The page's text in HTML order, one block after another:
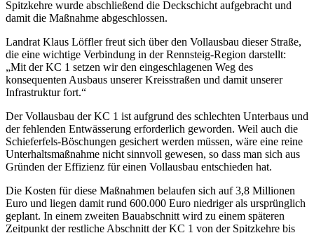
Spitzkehre wurde abschließend die Deckschicht aufgebracht und
damit die Maßnahme abgeschlossen.
Landrat Klaus Löffler freut sich über den Vollausbau dieser Straße,
die eine wichtige Verbindung in der Rennsteig-Region darstellt:
„Mit der KC 1 setzen wir den eingeschlagenen Weg des
konsequenten Ausbaus unserer Kreisstraßen und damit unserer
Infrastruktur fort.“
Der Vollausbau der KC 1 ist aufgrund des schlechten Unterbaus und
der fehlenden Entwässerung erforderlich geworden. Weil auch die
Schieferfels-Böschungen gesichert werden müssen, wäre eine reine
Unterhaltsmaßnahme nicht sinnvoll gewesen, so dass man sich aus
Gründen der Effizienz für einen Vollausbau entschieden hat.
Die Kosten für diese Maßnahmen belaufen sich auf 3,8 Millionen
Euro und liegen damit rund 600.000 Euro niedriger als ursprünglich
geplant. In einem zweiten Bauabschnitt wird zu einem späteren
Zeitpunkt der restliche Abschnitt der KC 1 von der Spitzkehre bis